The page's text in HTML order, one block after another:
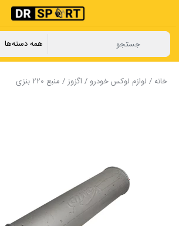
خانه/ لوازم لوکس خودرو / اگزوز / منبع 220 بنزی